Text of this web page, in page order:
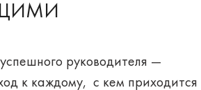
руководителя —
к каждому, с кем приходится